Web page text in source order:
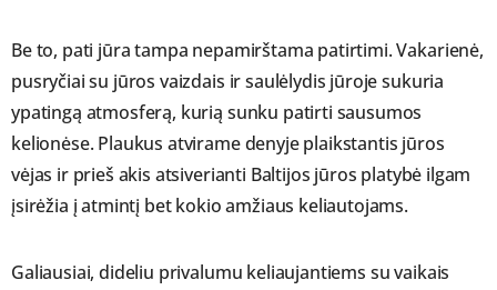
Be to, pati jūra tampa nepamirštama patirtimi. Vakarienė,
pusryčiai su jūros vaizdais ir saulėlydis jūroje sukuria
ypatingą atmosferą, kurią sunku patirti sausumos
kelionėse. Plaukus atvirame denyje plaikstantis jūros
vėjas ir prieš akis atsiverianti Baltijos jūros platybė ilgam
įsirėžia į atmintį bet kokio amžiaus keliautojams.
Galiausiai, dideliu privalumu keliaujantiems su vaikais